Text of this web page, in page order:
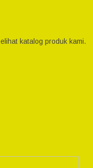
katalog produk kami.